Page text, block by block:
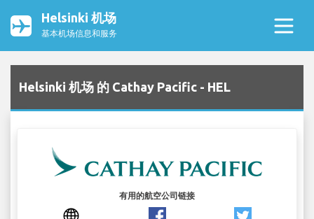
Helsinki 机场
基本机场信息和服务
Helsinki 机场 的 Cathay Pacific - HEL
有用的航空公司链接